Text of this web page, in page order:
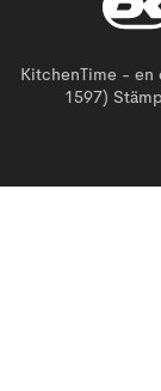
KitchenTime -
1597)